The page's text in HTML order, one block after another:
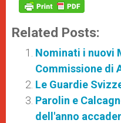
Related Posts:
Nominati i nuovi
Commissione di
Le Guardie
Parolin e
dell'anno